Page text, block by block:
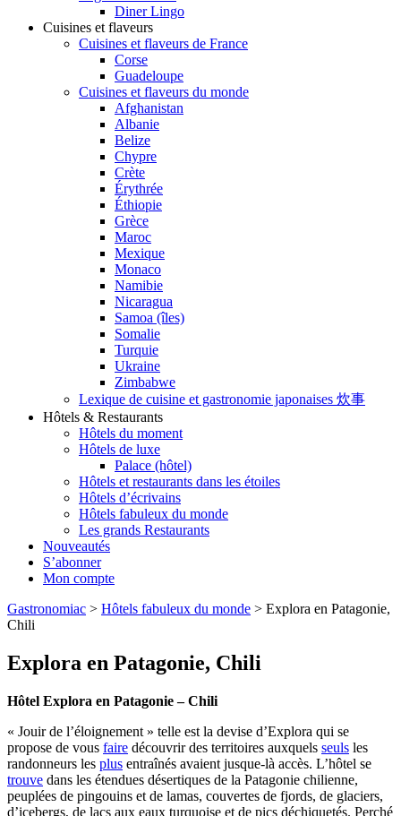
Diner Lingo
Cuisines et flaveurs
Cuisines et flaveurs de France
Corse
Guadeloupe
Cuisines et flaveurs du monde
Afghanistan
Albanie
Belize
Chypre
Crète
Érythrée
Éthiopie
Grèce
Maroc
Mexique
Monaco
Namibie
Nicaragua
Samoa (îles)
Somalie
Turquie
Ukraine
Zimbabwe
Lexique de cuisine et gastronomie japonaises 炊事
Hôtels & Restaurants
Hôtels du moment
Hôtels de luxe
Palace (hôtel)
Hôtels et restaurants dans les étoiles
Hôtels d’écrivains
Hôtels fabuleux du monde
Les grands Restaurants
Nouveautés
S’abonner
Mon compte
Gastronomiac > Hôtels fabuleux du monde > Explora en Patagonie,
Chili
Explora en Patagonie, Chili
Hôtel Explora en Patagonie – Chili
« Jouir de l’éloignement » telle est la devise d’Explora qui se
propose de vous faire découvrir des territoires auxquels seuls les
randonneurs les plus entraînés avaient jusque-là accès. L’hôtel se
trouve dans les étendues désertiques de la Patagonie chilienne,
peuplées de pingouins et de lamas, couvertes de fjords, de glaciers,
d’icebergs, de lacs aux eaux turquoise et de pics déchiquetés. Perché